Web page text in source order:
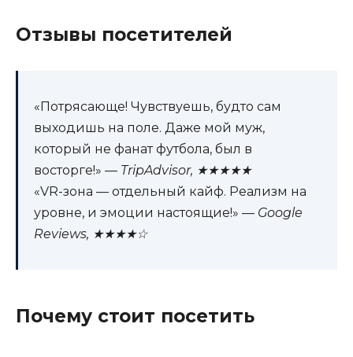
Отзывы посетителей
«Потрясающе! Чувствуешь, будто сам
выходишь на поле. Даже мой муж,
который не фанат футбола, был в
восторге!» — TripAdvisor, ★★★★★
«VR-зона — отдельный кайф. Реализм на
уровне, и эмоции настоящие!» — Google
Reviews, ★★★★☆
Почему стоит посетить